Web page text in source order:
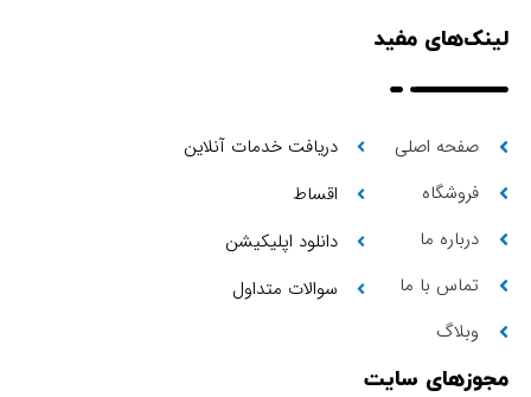
لینک‌های مفید
صفحه اصلی
فروشگاه
درباره ما
تماس با ما
وبلاگ
دریافت خدمات آنلاین
اقساط
دانلود اپلیکیشن
سوالات متداول
مجوزهای سایت